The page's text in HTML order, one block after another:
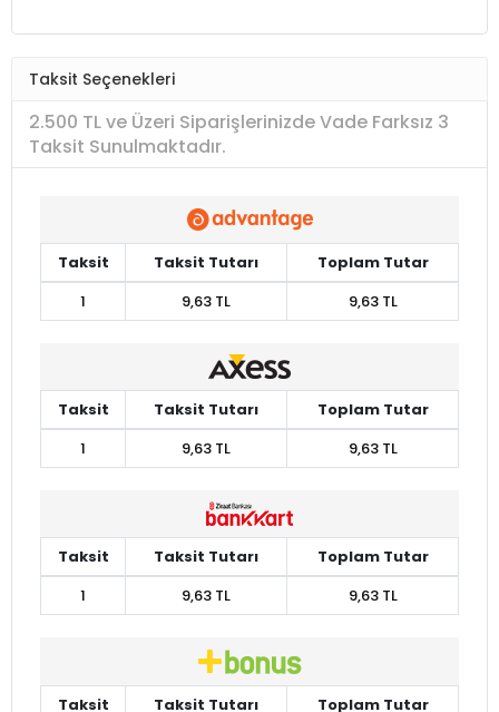
Taksit Seçenekleri
2.500 TL ve Üzeri Siparişlerinizde Vade Farksız 3
Taksit Sunulmaktadır.
Taksit Taksit Tutarı
Toplam Tutar
1
9,63 TL 9,63 TL
Taksit Taksit Tutarı
Toplam Tutar
1
9,63 TL 9,63 TL
Taksit Taksit Tutarı
Toplam Tutar
1
9,63 TL 9,63 TL
Taksit Taksit Tutarı Toplam Tutar